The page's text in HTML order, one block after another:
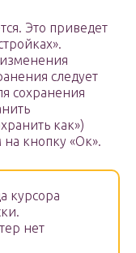
Это приведет
следует
сохранения
как»)
кнопку «Ок».
курсора
нет